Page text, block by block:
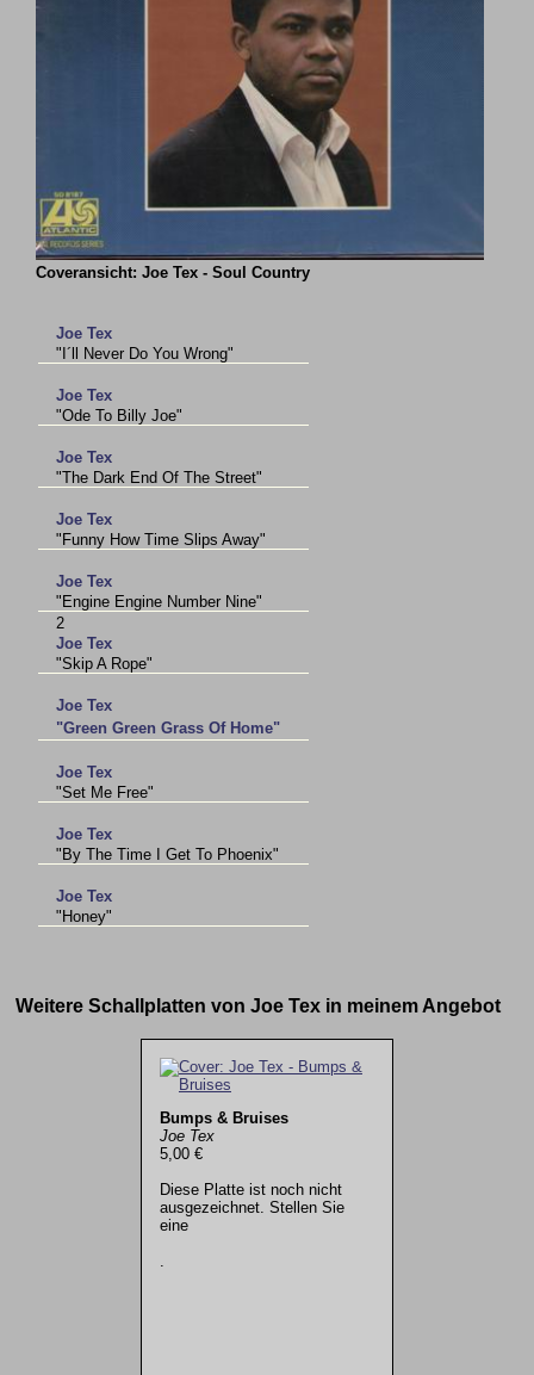
Coveransicht: Joe Tex - Soul Country
Joe Tex
"I´ll Never Do You Wrong"
Joe Tex
"Ode To Billy Joe"
Joe Tex
"The Dark End Of The Street"
Joe Tex
"Funny How Time Slips Away"
Joe Tex
"Engine Engine Number Nine"
2
Joe Tex
"Skip A Rope"
Joe Tex
"Green Green Grass Of Home"
Joe Tex
"Set Me Free"
Joe Tex
"By The Time I Get To Phoenix"
Joe Tex
"Honey"
Weitere Schallplatten von Joe Tex in meinem Angebot
Bumps & Bruises
Joe Tex
5,00 €
Diese Platte ist noch nicht
ausgezeichnet. Stellen Sie
eine